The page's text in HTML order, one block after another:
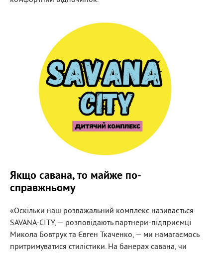
Якщо савана, то майже по-
справжньому
«Оскільки наш розважальний комплекс називається
SAVANA-CITY, — розповідають партнери-підприємці
Микола Бовтрук та Євген Ткаченко, — ми намагаємось
притримуватися стилістики. На банерах савана, чи